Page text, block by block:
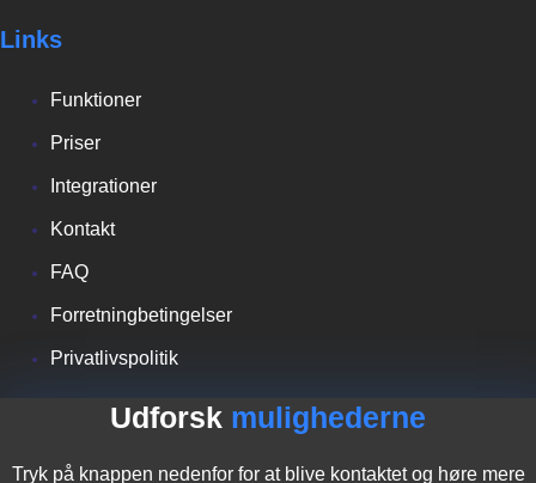
Links
Funktioner
Priser
Integrationer
Kontakt
FAQ
Forretningbetingelser
Privatlivspolitik
Udforsk mulighederne
Tryk på knappen nedenfor for at blive kontaktet og høre mere